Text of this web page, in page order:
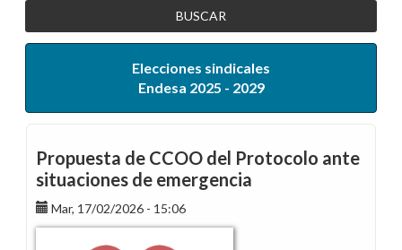
Elecciones sindicales
Endesa 2025 - 2029
Propuesta de CCOO del Protocolo ante
situaciones de emergencia
Mar, 17/02/2026 - 15:06